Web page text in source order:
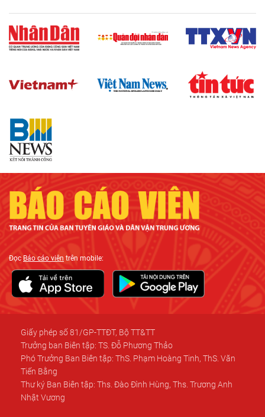
ĐọcBáo cáo viên trên mobile:
Giấy phép số 81/GP-TTĐT, Bộ TT&TT
Trưởng ban Biên tập: TS. Đỗ Phương Thảo
Phó Trưởng Ban Biên tập: ThS. Phạm Hoàng Tinh, ThS. Văn
Tiến Bằng
Thư ký Ban Biên tập: Ths. Đào Đình Hùng, Ths. Trương Anh
Nhật Vương